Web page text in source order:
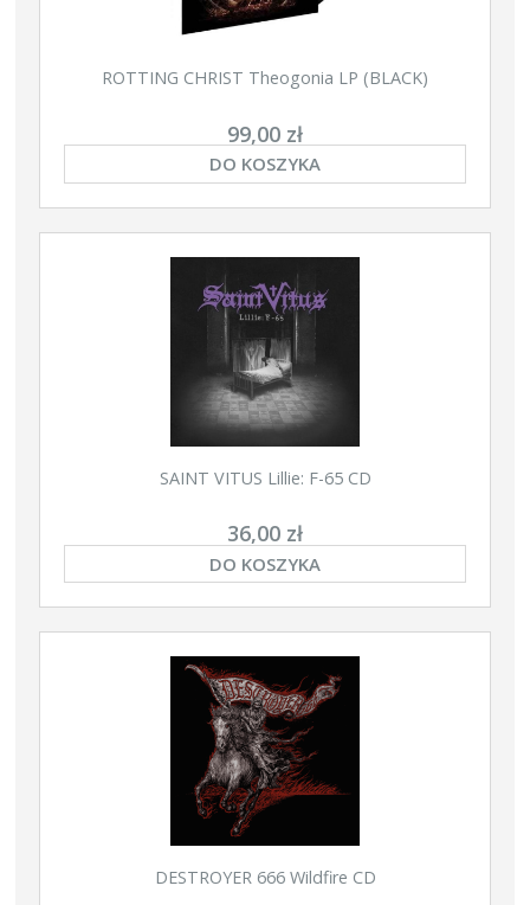
ROTTING CHRIST Theogonia LP (BLACK)
99,00 zł
DO KOSZYKA
SAINT VITUS Lillie: F-65 CD
36,00 zł
DO KOSZYKA
DESTROYER 666 Wildfire CD